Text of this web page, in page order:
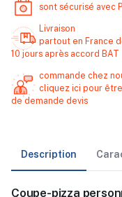
sont sécurisé avec
Livraison
partout en France
10 jours après accord BAT
commande chez
cliquez ici pour
de demande devis
Description
Coupe-pizza